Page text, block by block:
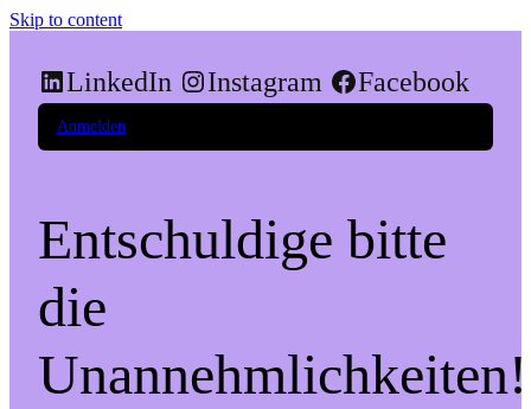
Skip to content
LinkedIn Instagram Facebook
Anmelden
Entschuldige bitte
die
Unannehmlichkeiten!